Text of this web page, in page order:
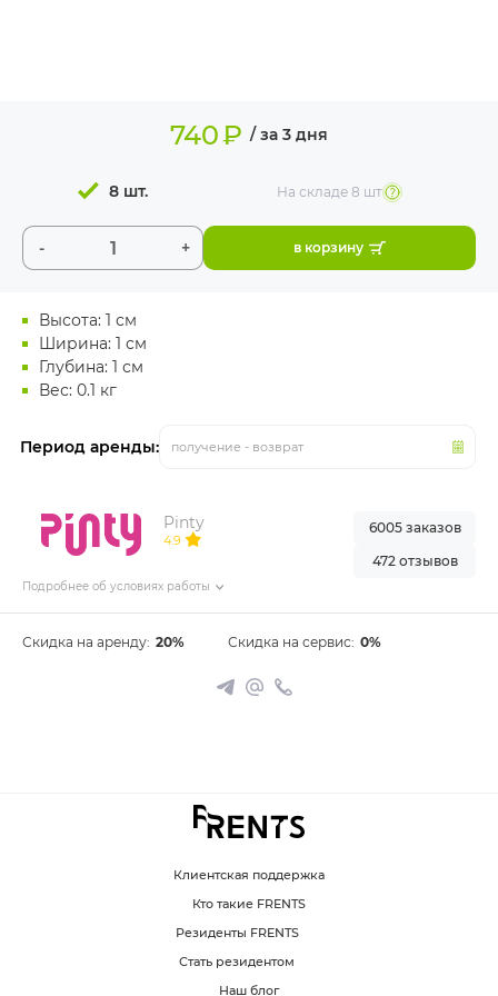
Высота: 1 см
Ширина: 1 см
Глубина: 1 см
Вес: 0.1 кг
Период аренды: получение - возврат
740₽ / за 3 дня
- +
8 шт. На складе8 шт
в корзину
Pinty
4.9
Подробнее об условиях работы
6005 заказов
472 отзывов
Скидка на аренду: 20% Скидка на сервис: 0%
Клиентская поддержка
Кто такие FRENTS
Резиденты FRENTS
Стать резидентом
Наш блог